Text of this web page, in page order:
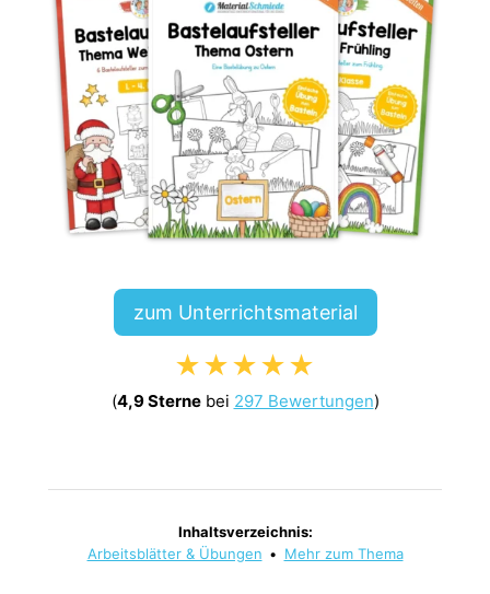
zum Unterrichtsmaterial
★★★★★
(4,9 Sternebei 297 Bewertungen)
Inhaltsverzeichnis:
Arbeitsblätter & Übungen • Mehr zum Thema